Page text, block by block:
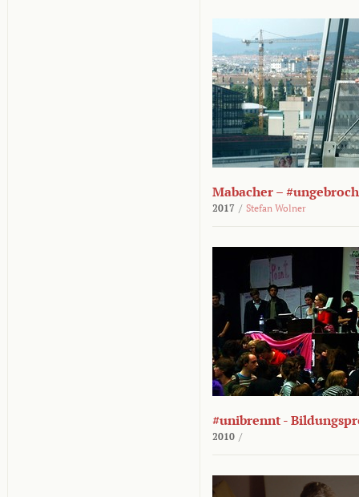
Mabacher –
2017 / Stefan Wolner
#unibrennt -
2010 /